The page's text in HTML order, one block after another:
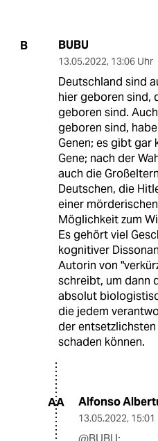
B BUBU
13.05.2022, 13:06 Uhr
Deutschland sind
hier geboren sind,
geboren sind.
geboren sind,
Genen; es gibt gar
Gene; nach der
auch die
Deutschen, die
einer
Möglichkeit zum
Es gehört viel
kognitiver
Autorin von
schreibt, um dann
absolut
die jedem
der
schaden können.
AA Alfonso
13.05.2022, 15:01